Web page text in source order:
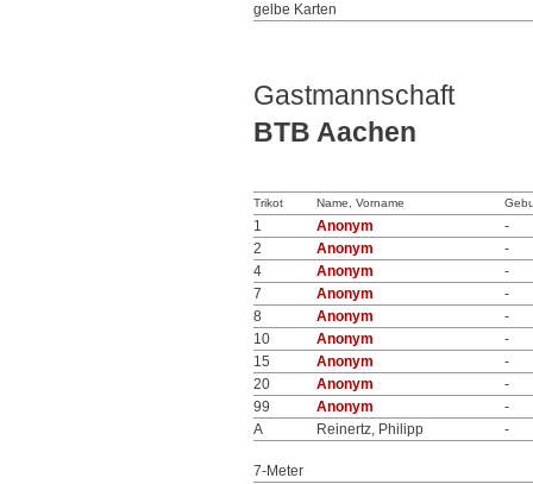
gelbe Karten
Gastmannschaft
BTB Aachen
Trikot Name, Vorname
1 Anonym
-
2
Anonym
-
4
Anonym
-
7
Anonym
-
8
Anonym
-
10
Anonym
-
15
Anonym
-
20
Anonym
-
99
Anonym
-
A
Reinertz, Philipp -
7-Meter